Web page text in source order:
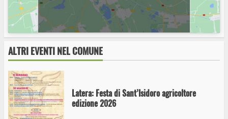
ALTRI EVENTI NEL COMUNE
A Latera la mostra Io Tu Noi: la memoria
fotografica di una comunità diventa patrimonio
Latera: Festa di Sant’Isidoro agricoltore
edizione 2026